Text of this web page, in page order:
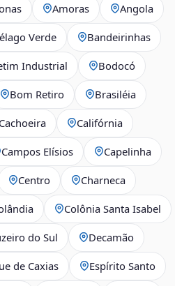
Amoras Angola
Verde Bandeirinhas
Industrial Bodocó
Bom Retiro Brasiléia
Cachoeira Califórnia
Campos Elísios Capelinha
Centro Charneca
Colônia Santa Isabel
do Sul Decamão
de Caxias Espírito Santo